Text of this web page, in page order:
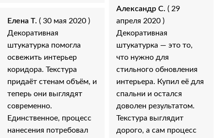
Елена Т. ( 30 мая 2020 )
Декоративная
штукатурка помогла
освежить интерьер
коридора. Текстура
придаёт стенам объём, и
теперь они выглядят
современно.
Единственное, процесс
нанесения потребовал
Александр С. ( 29
апреля 2020 )
Декоративная
штукатурка — это то,
что нужно для
стильного обновления
интерьера. Купил её для
спальни и остался
доволен результатом.
Текстура выглядит
дорого, а сам процесс